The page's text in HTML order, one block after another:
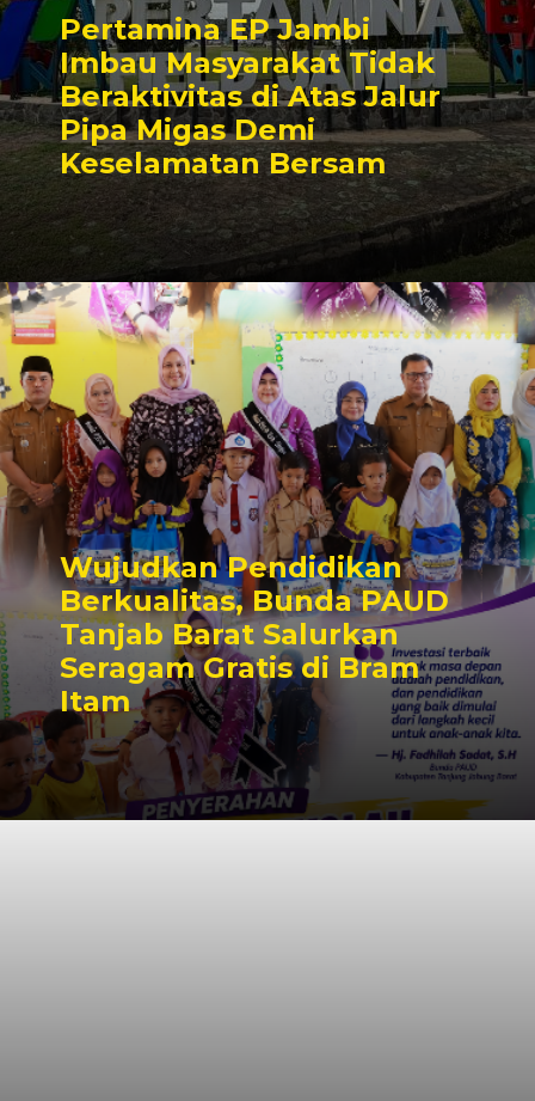
Pertamina EP Jambi
Imbau Masyarakat Tidak
Beraktivitas di Atas Jalur
Pipa Migas Demi
Keselamatan Bersam
Wujudkan Pendidikan
Berkualitas, Bunda PAUD
Tanjab Barat Salurkan
Seragam Gratis di Bram
Itam